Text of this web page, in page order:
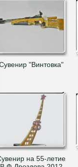
"Винтовка"
на 55-летие